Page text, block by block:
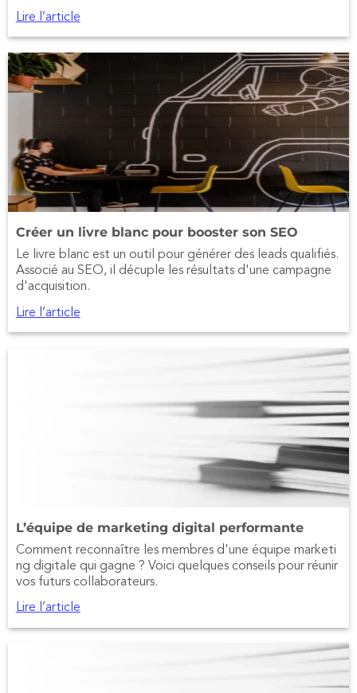
Lire l’article
Créer un livre blanc pour booster son SEO
Le livre blanc est un outil pour générer des leads qualifiés.
Associé au SEO, il décuple les résultats d'une campagne
d'acquisition.
Lire l’article
L’équipe de marketing digital performante
Comment reconnaître les membres d'une équipe marketi
ng digitale qui gagne ? Voici quelques conseils pour réunir
vos futurs collaborateurs.
Lire l’article